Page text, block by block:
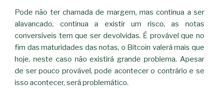
Pode não ter chamada de margem, mas continua a ser
alavancado, continua a existir um risco, as notas
conversíveis tem que ser devolvidas. É provável que no
fim das maturidades das notas, o Bitcoin valerá mais que
hoje, neste caso não existirá grande problema. Apesar
de ser pouco provável, pode acontecer o contrário e se
isso acontecer, será problemático.